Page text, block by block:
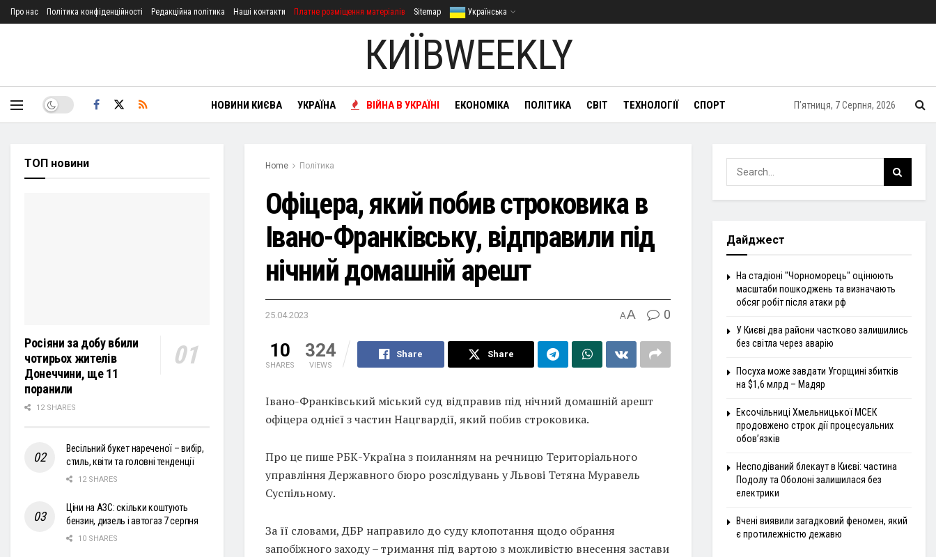
Про нас Політика конфіденційності Редакційна політика Наші контакти Платне розміщення матеріалів Sitemap Українська
КИЇВWEEKLY
НОВИНИ КИЄВА УКРАЇНА ВІЙНА В УКРАЇНІ ЕКОНОМІКА ПОЛІТИКА СВІТ ТЕХНОЛОГІЇ СПОРТ П’ятниця, 7 Серпня, 2026
Home Політика
Офіцера, який побив строковика в
Івано-Франківську, відправили під
нічний домашній арешт
25.04.2023 AA 0
10
SHARES
324
VIEWS
Share Share
Івано-Франківський міський суд відправив під нічний домашній арешт
офіцера однієї з частин Нацгвардії, який побив строковика.
Про це пише РБК-Україна з поиланням на речницю Територіального
управління Державного бюро розслідувань у Львові Тетяна Муравель
Суспільному.
За її словами, ДБР направило до суду клопотання щодо обрання
запобіжного заходу – тримання під вартою з можливістю внесення застави
ТОП новини
Росіяни за добу вбили
чотирьох жителів
Донеччини, ще 11
поранили
12 SHARES
Весільний букет нареченої – вибір,
стиль, квіти та головні тенденції
12 SHARES
Ціни на АЗС: скільки коштують
бензин, дизель і автогаз 7 серпня
10 SHARES
Дайджест
На стадіоні "Чорноморець" оцінюють
масштаби пошкоджень та визначають
обсяг робіт після атаки рф
У Києві два райони частково залишились
без світла через аварію
Посуха може завдати Угорщині збитків
на $1,6 млрд – Мадяр
Ексочільниці Хмельницької МСЕК
продовжено строк дії процесуальних
обов’язків
Несподіваний блекаут в Києві: частина
Подолу та Оболоні залишилася без
електрики
Вчені виявили загадковий феномен, який
є протилежністю дежавю